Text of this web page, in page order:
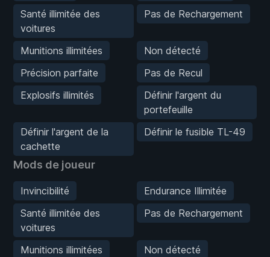
Santé illimitée des
voitures
Pas de Rechargement
Munitions illimitées
Non détecté
Précision parfaite
Pas de Recul
Explosifs illimités
Définir l'argent du
portefeuille
Définir l'argent de la
cachette
Définir le fusible TL-49
Mods de joueur
Invincibilité
Endurance Illimitée
Santé illimitée des
voitures
Pas de Rechargement
Munitions illimitées
Non détecté